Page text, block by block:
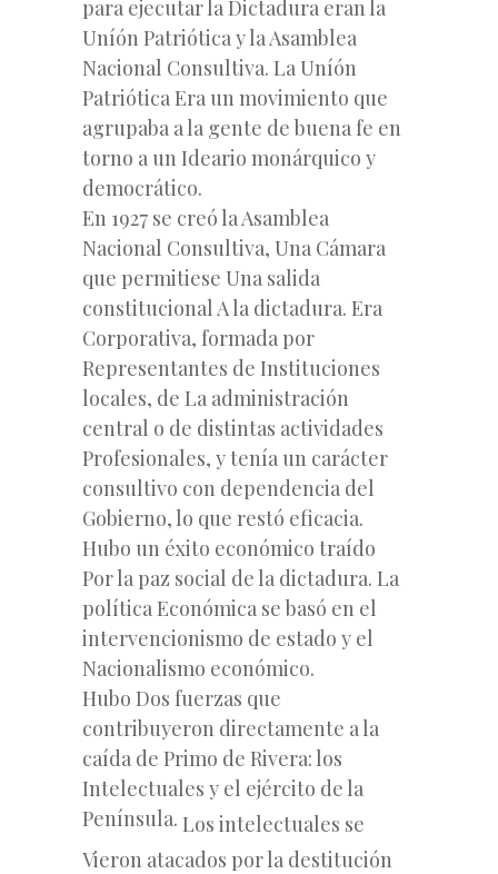
para ejecutar la Dictadura eran la
Uníón Patriótica y la Asamblea
Nacional Consultiva. La Uníón
Patriótica Era un movimiento que
agrupaba a la gente de buena fe en
torno a un Ideario monárquico y
democrático.
En 1927 se creó la Asamblea
Nacional Consultiva, Una Cámara
que permitiese Una salida
constitucional A la dictadura. Era
Corporativa, formada por
Representantes de Instituciones
locales, de La administración
central o de distintas actividades
Profesionales, y tenía un carácter
consultivo con dependencia del
Gobierno, lo que restó eficacia.
Hubo un éxito económico traído
Por la paz social de la dictadura. La
política Económica se basó en el
intervencionismo de estado y el
Nacionalismo económico.
Hubo Dos fuerzas que
contribuyeron directamente a la
caída de Primo de Rivera: los
Intelectuales y el ejército de la
Península. Los intelectuales se
Vieron atacados por la destitución